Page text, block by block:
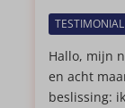
TESTIMONIAL
Hallo, mijn
en acht
beslissing: